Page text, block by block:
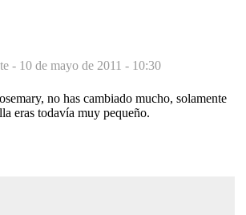
- 10 de mayo de 2011 - 10:30
no has cambiado mucho, solamente
eras todavía muy pequeño.